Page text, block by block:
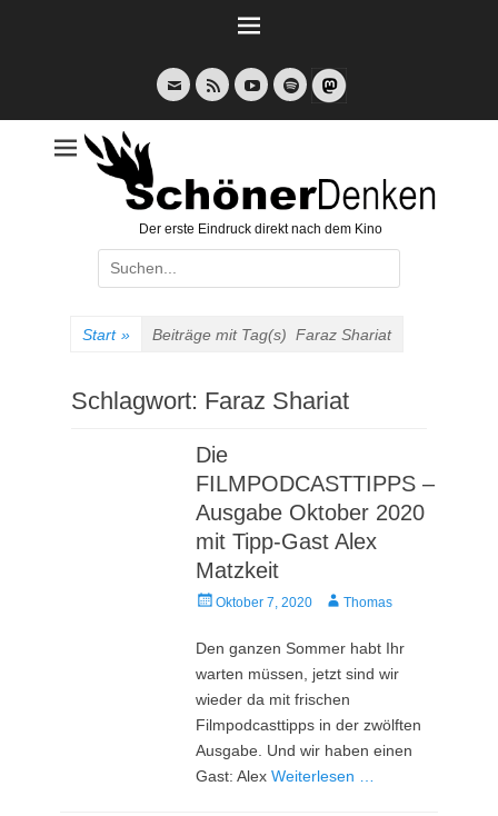
E-
Mail
Feed YouTubeSpotify
Der erste Eindruck direkt nach dem Kino
Suche
nach:
Start » Beiträge mit Tag(s) Faraz Shariat
Schlagwort: Faraz Shariat
Die
FILMPODCASTTIPPS –
Ausgabe Oktober 2020
mit Tipp-Gast Alex
Matzkeit
Veröffentlicht
Oktober 7, 2020 AutorThomas
Den ganzen Sommer habt Ihr
warten müssen, jetzt sind wir
wieder da mit frischen
Filmpodcasttipps in der zwölften
Ausgabe. Und wir haben einen
Gast: AlexWeiterlesen …